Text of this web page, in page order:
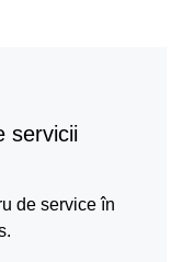
servicii
de service în